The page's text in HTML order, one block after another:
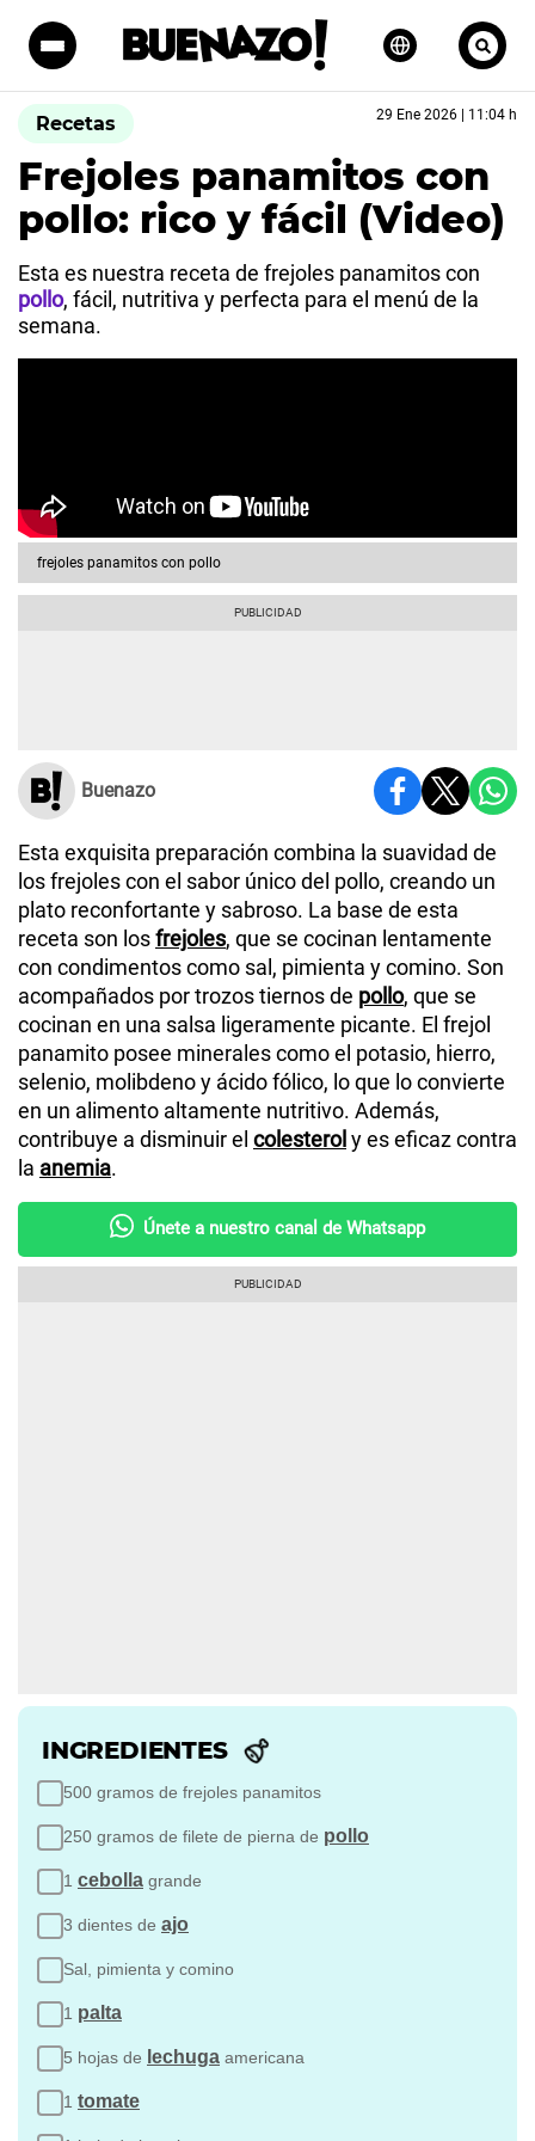
Recetas 29 Ene 2026 | 11:04 h
Frejoles panamitos con
pollo: rico y fácil (Video)
Esta es nuestra receta de frejoles panamitos con
pollo, fácil, nutritiva y perfecta para el menú de la
semana.
frejoles panamitos con pollo
Buenazo
Esta exquisita preparación combina la suavidad de
los frejoles con el sabor único del pollo, creando un
plato reconfortante y sabroso. La base de esta
receta son losfrejoles, que se cocinan lentamente
con condimentos como sal, pimienta y comino. Son
acompañados por trozos tiernos de pollo, que se
cocinan en una salsa ligeramente picante. El frejol
panamito posee minerales como el potasio, hierro,
selenio, molibdeno y ácido fólico, lo que lo convierte
en un alimento altamente nutritivo. Además,
contribuye a disminuir el colesteroly es eficaz contra
la anemia.
Únete a nuestro canal de Whatsapp
INGREDIENTES
500 gramos de frejoles panamitos
250 gramos de filete de pierna de pollo
1 cebolla grande
3 dientes de ajo
Sal, pimienta y comino
1 palta
5 hojas de lechuga americana
1 tomate